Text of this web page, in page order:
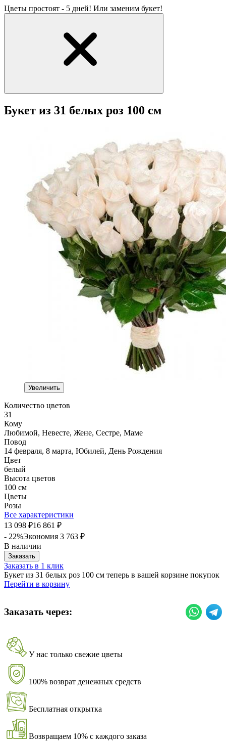
Цветы простоят - 5 дней! Или заменим букет!
Букет из 31 белых роз 100 см
Увеличить
Количество цветов
31
Кому
Любимой, Невесте, Жене, Сестре, Маме
Повод
14 февраля, 8 марта, Юбилей, День Рождения
Цвет
белый
Высота цветов
100 см
Цветы
Розы
Все характеристики
13 098 ₽16 861 ₽
- 22%Экономия 3 763 ₽
В наличии
Заказать
Заказать в 1 клик
Букет из 31 белых роз 100 см теперь в вашей корзине покупок
Перейти в корзину
Заказать через:
У нас только свежие цветы
100% возврат денежных средств
Бесплатная открытка
Возвращаем 10% с каждого заказа